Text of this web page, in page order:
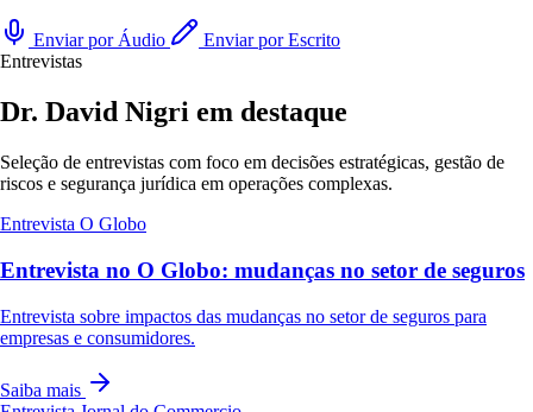
Enviar por Áudio
Enviar por Escrito
Entrevistas
Dr. David Nigri em destaque
Seleção de entrevistas com foco em decisões estratégicas, gestão de
riscos e segurança jurídica em operações complexas.
Entrevista O Globo
Entrevista no O Globo: mudanças no setor de seguros
Entrevista sobre impactos das mudanças no setor de seguros para
empresas e consumidores.
Saiba mais